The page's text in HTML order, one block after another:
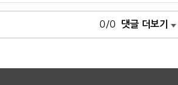
0/0 댓글 더보기